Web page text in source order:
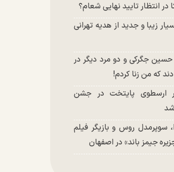
در انتظار تایید نهایی شعام؟
زیبا و جدید از هدیه تهرانی
جگرکی و دو مرد دیگر در
که من زنا کردم!
پایتخت در جشن
شد
سوپرمدل روس و بازیگر فیلم
جیمز باند» در اصفهان